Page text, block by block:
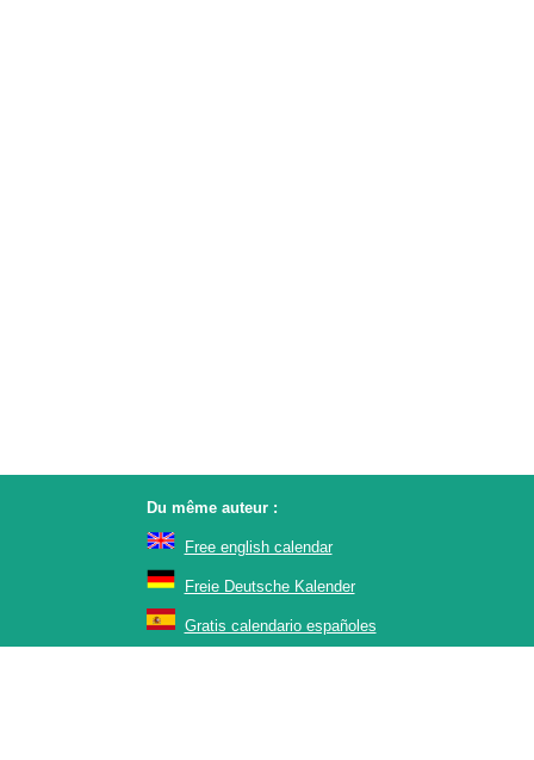
Du même auteur :
Free english calendar
Freie Deutsche Kalender
Gratis calendario españoles